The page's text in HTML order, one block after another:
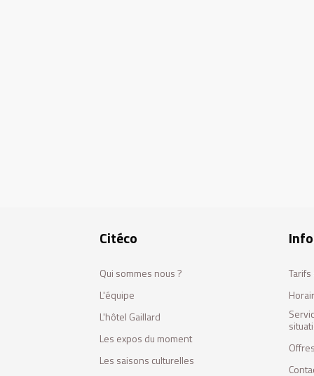
Citéco
Qui sommes nous ?
L'équipe
L'hôtel Gaillard
Les expos du moment
Les saisons culturelles